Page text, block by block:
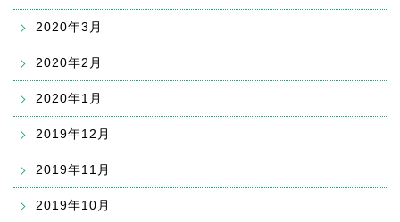
2020年3月
2020年2月
2020年1月
2019年12月
2019年11月
2019年10月